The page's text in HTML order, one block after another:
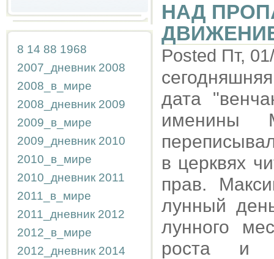
8 14 88 1968
2007_дневник 2008
2008_в_мире
2008_дневник 2009
2009_в_мире
2009_дневник 2010
2010_в_мире
2010_дневник 2011
2011_в_мире
2011_дневник 2012
2012_в_мире
2012_дневник 2014
НАД
Posted Пт,
дата
именины
в церквях
прав.
лунный
лунного
роста и